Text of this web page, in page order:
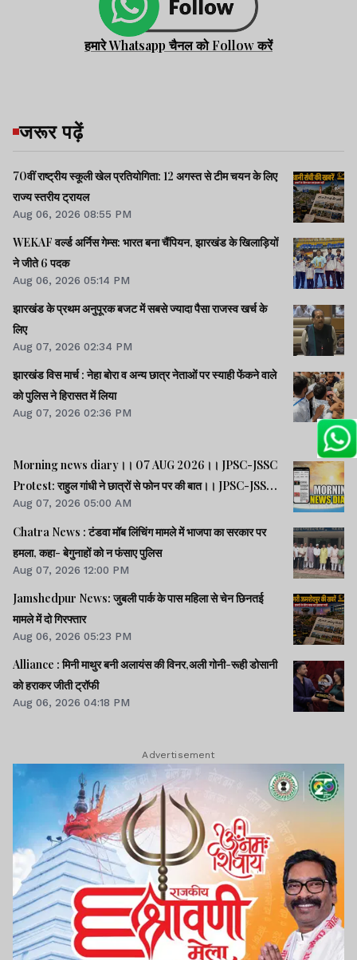
हमारे Whatsapp चैनल को Follow करें
जरूर पढ़ें
70वीं राष्ट्रीय स्कूली खेल प्रतियोगिता: 12 अगस्त से टीम चयन के लिए
राज्य स्तरीय ट्रायल
Aug 06, 2026 08:55 PM
WEKAF वर्ल्ड अर्निस गेम्स: भारत बना चैंपियन, झारखंड के खिलाड़ियों
ने जीते 6 पदक
Aug 06, 2026 05:14 PM
झारखंड के प्रथम अनुपूरक बजट में सबसे ज्यादा पैसा राजस्व खर्च के
लिए
Aug 07, 2026 02:34 PM
झारखंड विस मार्च : नेहा बोरा व अन्य छात्र नेताओं पर स्याही फेंकने वाले
को पुलिस ने हिरासत में लिया
Aug 07, 2026 02:36 PM
Morning news diary।। 07 AUG 2026।। JPSC-JSSC
Protest: राहुल गांधी ने छात्रों से फोन पर की बात।। JPSC-JSSC
आंदोलन: छात्र प्रतिनिधि अपनी मांगों पर अड़े।। ACB ने नेक्सजेन के
CEO से पूछा- विनय चौबे को कितने पैसे दिए।। समेत कई खबरें व
वीडियो.
Aug 07, 2026 05:00 AM
Chatra News : टंडवा मॉब लिंचिंग मामले में भाजपा का सरकार पर
हमला, कहा- बेगुनाहों को न फंसाए पुलिस
Aug 07, 2026 12:00 PM
Jamshedpur News: जुबली पार्क के पास महिला से चेन छिनतई
मामले में दो गिरफ्तार
Aug 06, 2026 05:23 PM
Alliance : मिनी माथुर बनी अलायंस की विनर,अली गोनी-रूही डोसानी
को हराकर जीती ट्रॉफी
Aug 06, 2026 04:18 PM
Advertisement